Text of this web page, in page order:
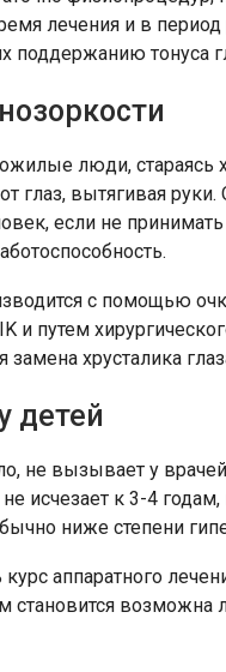
лечения и в
поддержанию тонуса
люди, стараясь
глаз, вытягивая
если не
с помощью
и путем
хрусталика
детей
не вызывает у
исчезает к 3-4
ниже степени
аппаратного
становится